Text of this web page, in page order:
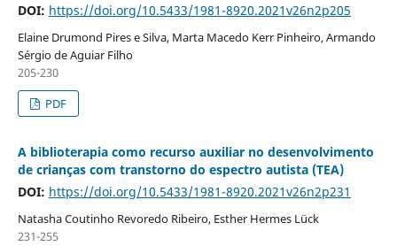
DOI: https://doi.org/10.5433/1981-8920.2021v26n2p205
Elaine Drumond Pires e Silva, Marta Macedo Kerr Pinheiro, Armando
Sérgio de Aguiar Filho
205-230
PDF
A biblioterapia como recurso auxiliar no desenvolvimento
de crianças com transtorno do espectro autista (TEA)
DOI: https://doi.org/10.5433/1981-8920.2021v26n2p231
Natasha Coutinho Revoredo Ribeiro, Esther Hermes Lück
231-255